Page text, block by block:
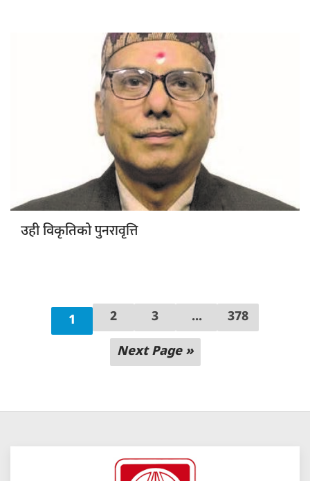
उही विकृतिकोपुनरावृत्ति
1 2 3 ... 378
Next Page »